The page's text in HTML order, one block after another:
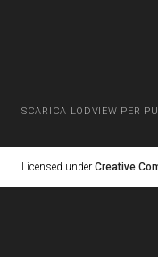
SCARICA LODVIEW PER
Licensed under Creative